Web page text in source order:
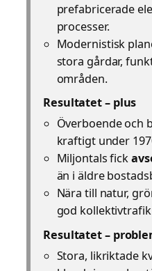
prefabricerade
processer.
Modernistisk
stora gårdar,
områden.
Resultatet – plus
Överboende och
kraftigt under
Miljontals fick
än i äldre
Nära till natur,
god
Resultatet –
Stora, likriktade